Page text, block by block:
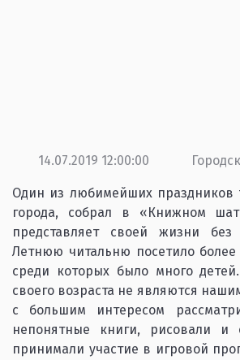
14.07.2019 12:00:00
Один из любимейших праздников
города, собрал в «Книжном
представляет своей жизни
Летнюю читальню посетило более
среди которых было много
своего возраста не являются
с большим интересом
непонятные книги, рисовали и
принимали участие в игровой